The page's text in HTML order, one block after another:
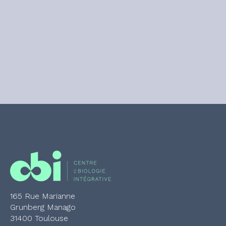
165 Rue Marianne
Grunberg Manago
31400 Toulouse